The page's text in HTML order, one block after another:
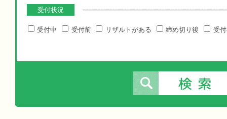
受付状況
受付中 受付前 リザルトがある 締め切り後 受